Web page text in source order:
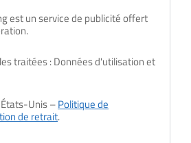
est un service de publicité offert
traitées : Données d'utilisation et
Unis –Politique de
de retrait.